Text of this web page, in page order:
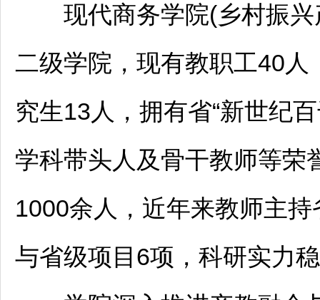
现代商务学院(乡村振兴
二级学院，现有教职工40
究生13人，拥有省“新世纪
学科带头人及骨干教师等荣
1000余人，近年来教师主持
与省级项目6项，科研实力